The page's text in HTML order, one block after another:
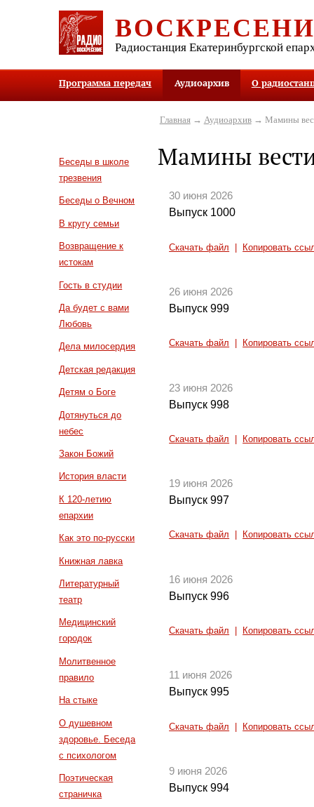
Радиостанция Екатеринбургской
Программа передач Аудиоархив О
Беседы в школе
трезвения
Беседы о Вечном
В кругу семьи
Возвращение к
истокам
Гость в студии
Да будет с вами
Любовь
Дела милосердия
Детская редакция
Детям о Боге
Дотянуться до
небес
Закон Божий
История власти
К 120-летию
епархии
Как это по-русски
Книжная лавка
Литературный
театр
Медицинский
городок
Молитвенное
правило
На стыке
О душевном
здоровье. Беседа
с психологом
Поэтическая
страничка
Главная→ Аудиоархив→ Мамины
Мамины
30 июня 2026
Выпуск 1000
Скачать файл Копировать
26 июня 2026
Выпуск 999
Скачать файл Копировать
23 июня 2026
Выпуск 998
Скачать файл Копировать
19 июня 2026
Выпуск 997
Скачать файл Копировать
16 июня 2026
Выпуск 996
Скачать файл Копировать
11 июня 2026
Выпуск 995
Скачать файл Копировать
9 июня 2026
Выпуск 994